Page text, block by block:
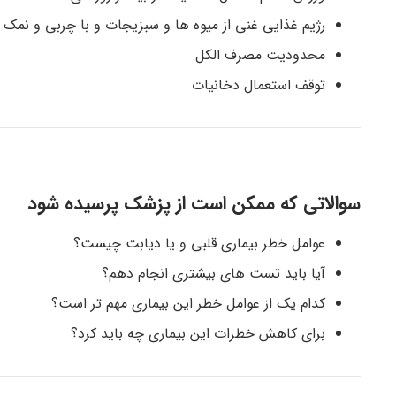
رژیم غذایی غنی از میوه ها و سبزیجات و با چربی و
محدودیت مصرف الکل
توقف استعمال دخانیات
سوالاتی که ممکن است از پزشک پرسیده شود
عوامل خطر بیماری قلبی و یا دیابت چیست؟
آیا باید تست های بیشتری انجام دهم؟
کدام یک از عوامل خطر این بیماری مهم تر است؟
برای کاهش خطرات این بیماری چه باید کرد؟